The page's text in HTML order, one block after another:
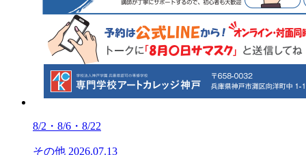
8/2・8/6・8/22
その他 2026.07.13